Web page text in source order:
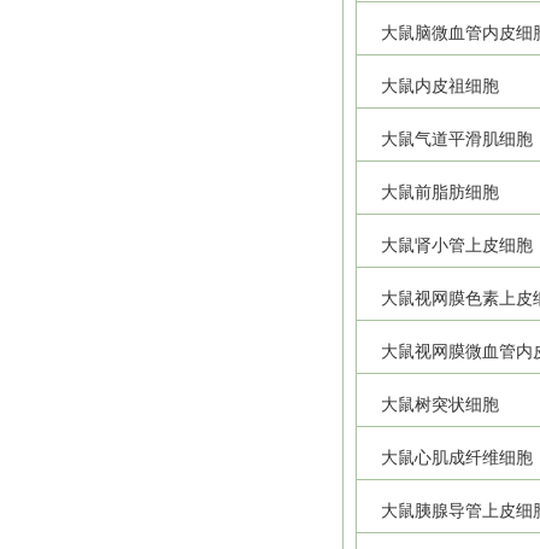
大鼠脑微血管内皮细
大鼠内皮祖细胞
大鼠气道平滑肌细胞
大鼠前脂肪细胞
大鼠肾小管上皮细胞
大鼠视网膜色素上皮
大鼠视网膜微血管内
大鼠树突状细胞
大鼠心肌成纤维细胞
大鼠胰腺导管上皮细